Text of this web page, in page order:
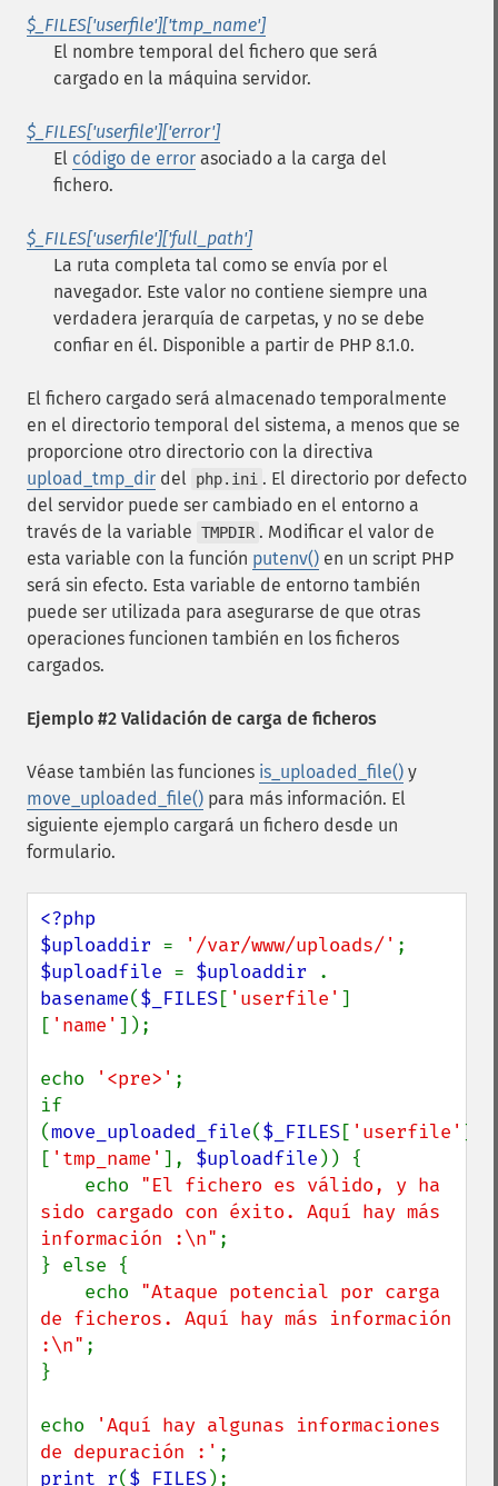
$_FILES['userfile']['tmp_name']
El nombre temporal del fichero que será
cargado en la máquina servidor.
$_FILES['userfile']['error']
El código de error asociado a la carga del
fichero.
$_FILES['userfile']['full_path']
La ruta completa tal como se envía por el
navegador. Este valor no contiene siempre una
verdadera jerarquía de carpetas, y no se debe
confiar en él. Disponible a partir de PHP 8.1.0.
El fichero cargado será almacenado temporalmente
en el directorio temporal del sistema, a menos que se
proporcione otro directorio con la directiva
upload_tmp_dir del php.ini . El directorio por defecto
del servidor puede ser cambiado en el entorno a
través de la variable TMPDIR . Modificar el valor de
esta variable con la función putenv() en un script PHP
será sin efecto. Esta variable de entorno también
puede ser utilizada para asegurarse de que otras
operaciones funcionen también en los ficheros
cargados.
Ejemplo #2 Validación de carga de ficheros
Véase también las funciones is_uploaded_file() y
move_uploaded_file() para más información. El
siguiente ejemplo cargará un fichero desde un
formulario.
<?php
$uploaddir = '/var/www/uploads/'
$uploadfile = $uploaddir
basename($_FILES[ 'userfile' ]
[ 'name' ]);
echo '<pre>' ;
if
(move_uploaded_file($_FILES[ 'userfile' ]
[ 'tmp_name' ], $uploadfile )) {
    echo
"El fichero es válido, y ha
sido cargado con éxito. Aquí hay más
información :\n" ;
} else {
    echo
"Ataque potencial por carga
de ficheros. Aquí hay más información
:\n" ;
}
echo
'Aquí hay algunas informaciones
de depuración :'
print_r($_FILES);